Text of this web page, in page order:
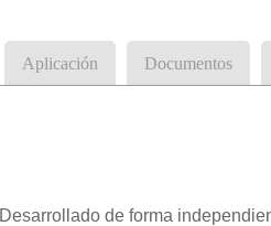
Aplicación Documentos
Desarrollado de forma